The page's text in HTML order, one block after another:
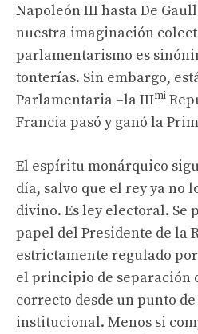
Napoleón III hasta De
nuestra imaginación
parlamentarismo es
tonterías. Sin embargo,
Parlamentaria –la IIImi
Francia pasó y ganó la
El espíritu monárquico
día, salvo que el rey ya no
divino. Es ley electoral. Se
papel del Presidente de la
estrictamente regulado
el principio de separación
correcto desde un punto
institucional. Menos si